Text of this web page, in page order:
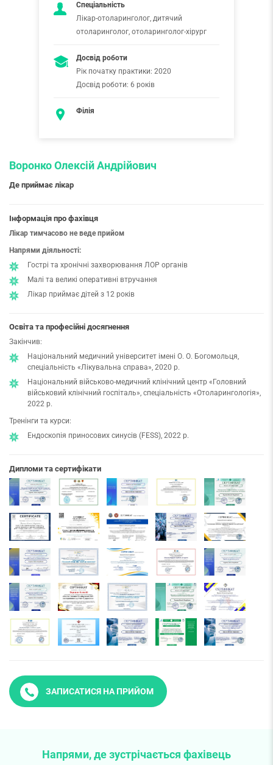
Спеціальність
Лікар-отоларинголог, дитячий
отоларинголог, отоларинголог-хірург
Досвід роботи
Рік початку практики: 2020
Досвід роботи: 6 років
Філія
Воронко Олексій Андрійович
Де приймає лікар
Інформація про фахівця
Лікар тимчасово не веде прийом
Напрями діяльності:
Гострі та хронічні захворювання ЛОР органів
Малі та великі оперативні втручання
Лікар приймає дітей з 12 років
Освіта та професійні досягнення
Закінчив:
Національний медичний університет імені О. О. Богомольця,
спеціальність «Лікувальна справа», 2020 р.
Національний військово-медичний клінічний центр «Головний
військовий клінічний госпіталь», спеціальність «Отоларингологія»,
2022 р.
Тренінги та курси:
Ендоскопія приносових синусів (FESS), 2022 р.
Дипломи та сертифікати
ЗАПИСАТИСЯ НА ПРИЙОМ
Напрями, де зустрічається фахівець